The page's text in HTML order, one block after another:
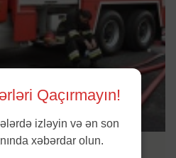
Qaçırmayın!
izləyin və ən son
xəbərdar olun.